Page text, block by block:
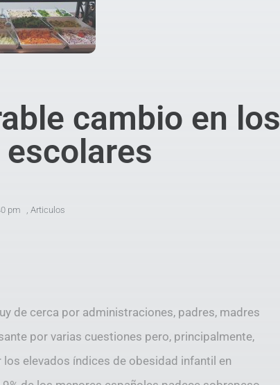
cambio en los
pm , Articulos
de cerca por administraciones, padres, madres
por varias cuestiones pero, principalmente,
elevados índices de obesidad infantil en